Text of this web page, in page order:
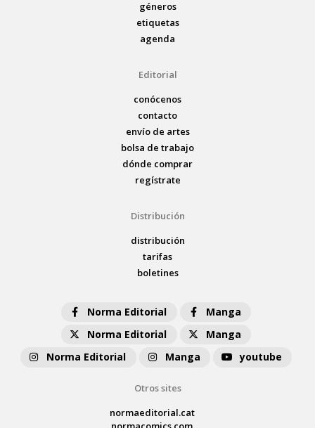
géneros
etiquetas
agenda
Editorial
conócenos
contacto
envío de artes
bolsa de trabajo
dónde comprar
regístrate
Distribución
distribución
tarifas
boletines
Norma Editorial
Manga
Norma Editorial
Manga
Norma Editorial
Manga youtube
Otros sites
normaeditorial.cat